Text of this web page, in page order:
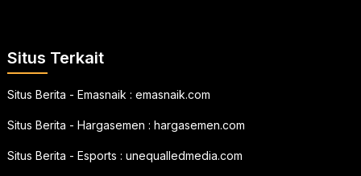
Situs Terkait
Situs Berita - Emasnaik : emasnaik.com
Situs Berita - Hargasemen : hargasemen.com
Situs Berita - Esports : unequalledmedia.com